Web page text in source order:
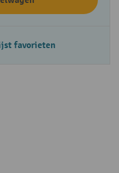
favorieten